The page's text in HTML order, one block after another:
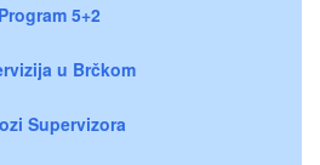
Program 5+2
u Brčkom
Supervizora